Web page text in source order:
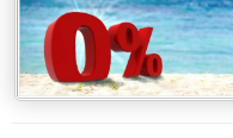
СТРАНЫ
НАШИ УСЛУГИ